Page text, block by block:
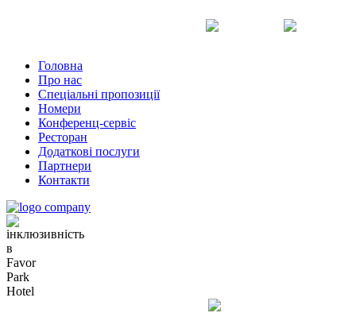
Головна
Про нас
Спеціальні пропозиції
Номери
Конференц-сервіс
Ресторан
Додаткові послуги
Партнери
Контакти